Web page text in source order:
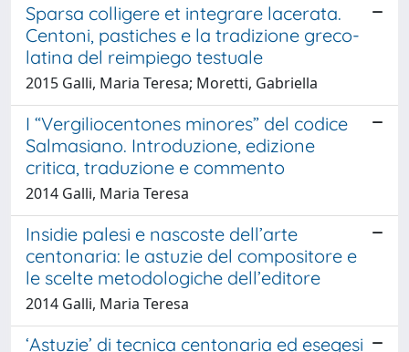
Sparsa colligere et integrare lacerata.
Centoni, pastiches e la tradizione greco-
latina del reimpiego testuale
2015 Galli, Maria Teresa; Moretti, Gabriella
I “Vergiliocentones minores” del codice
Salmasiano. Introduzione, edizione
critica, traduzione e commento
2014 Galli, Maria Teresa
Insidie palesi e nascoste dell’arte
centonaria: le astuzie del compositore e
le scelte metodologiche dell’editore
2014 Galli, Maria Teresa
‘Astuzie’ di tecnica centonaria ed esegesi